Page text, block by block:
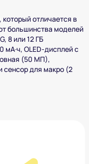
отличается в
большинства моделей
8 или 12 ГБ
мА·ч, OLED-дисплей с
(50 МП),
сенсор для макро (2